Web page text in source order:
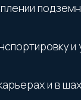
и
и в